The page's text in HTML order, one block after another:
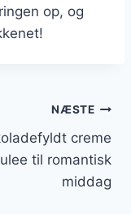
op, og
NÆSTE
creme
til romantisk
middag